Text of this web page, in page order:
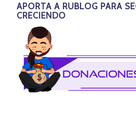
APORTA A RUBLOG PARA
CRECIENDO